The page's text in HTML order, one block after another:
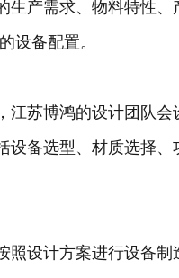
生产需求、物料特性、
设备配置。
江苏博鸿的设计团队会
设备选型、材质选择、
照设计方案进行设备制